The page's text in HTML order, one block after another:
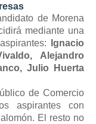
de Morena
mediante una
Ignacio
Alejandro
Julio Huerta
de Comercio
aspirantes con
El resto no